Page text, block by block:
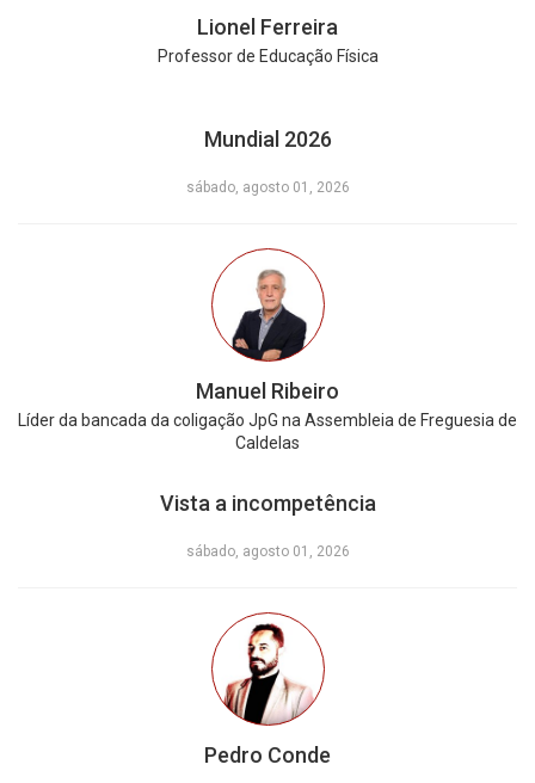
Lionel Ferreira
Professor de Educação Física
Mundial 2026
sábado, agosto 01, 2026
Manuel Ribeiro
Líder da bancada da coligação JpG na Assembleia de Freguesia de
Caldelas
Vista a incompetência
sábado, agosto 01, 2026
Pedro Conde